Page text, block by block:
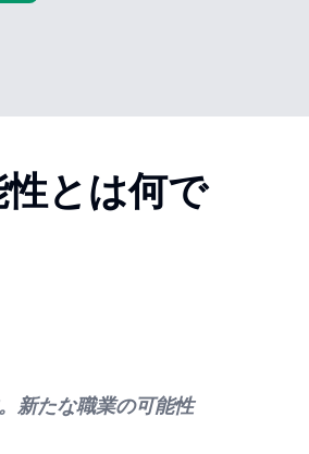
とは何で
新たな職業の可能性